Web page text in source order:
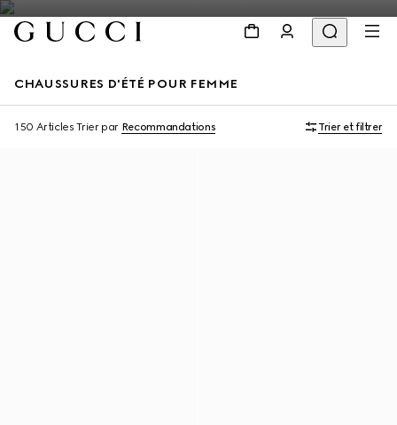
CHAUSSURES D'ÉTÉ POUR FEMME
150 Articles Trier par Recommandations Trier et filtrer